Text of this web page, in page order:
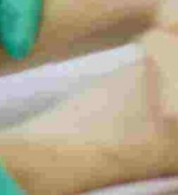
Publicidad